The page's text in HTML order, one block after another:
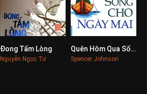
Đong Tấm Lòng
Nguyễn Ngọc Tư
0Quên Hôm Qua Sống Cho Ngày Mai
Spencer Johnson